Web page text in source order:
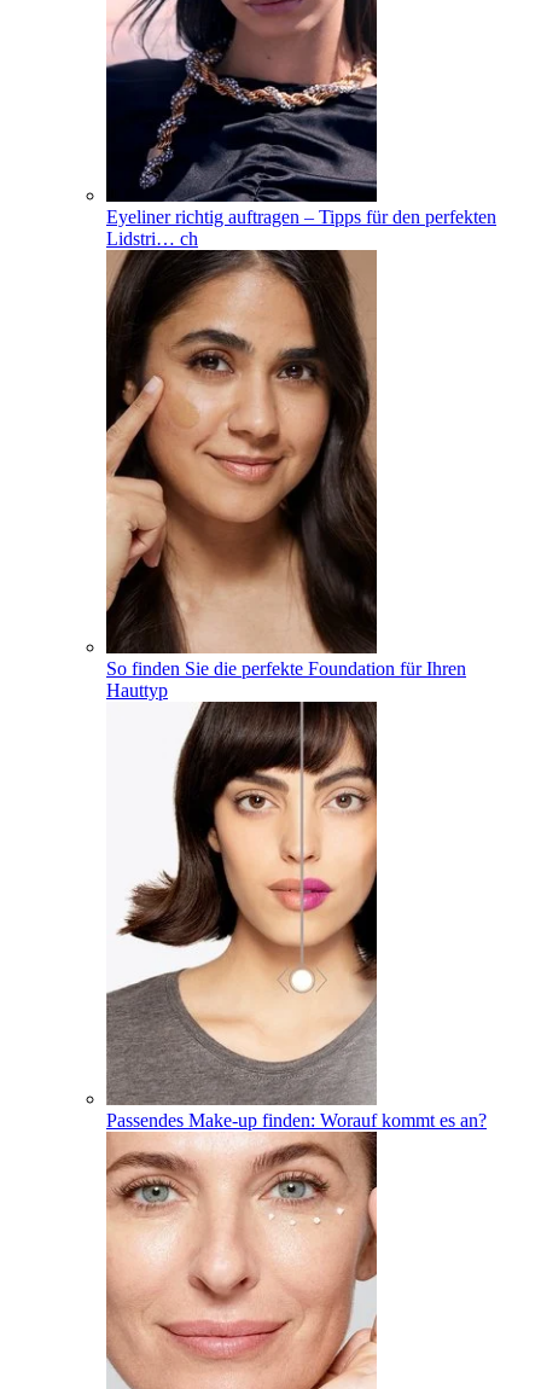
Eyeliner richtig auftragen – Tipps für den perfekten
Lidstri… ch
So finden Sie die perfekte Foundation für Ihren
Hauttyp
Passendes Make-up finden: Worauf kommt es an?